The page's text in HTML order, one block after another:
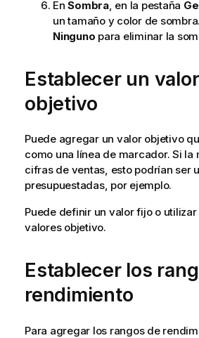
EnSombra, en la pestaña
un tamaño y color de
Ninguno para eliminar la
Establecer un
objetivo
Puede agregar un valor objetivo
como una línea de marcador. Si la
cifras de ventas, esto podrían ser
presupuestadas, por ejemplo.
Puede definir un valor fijo o
valores objetivo.
Establecer los
rendimiento
Para agregar los rangos de